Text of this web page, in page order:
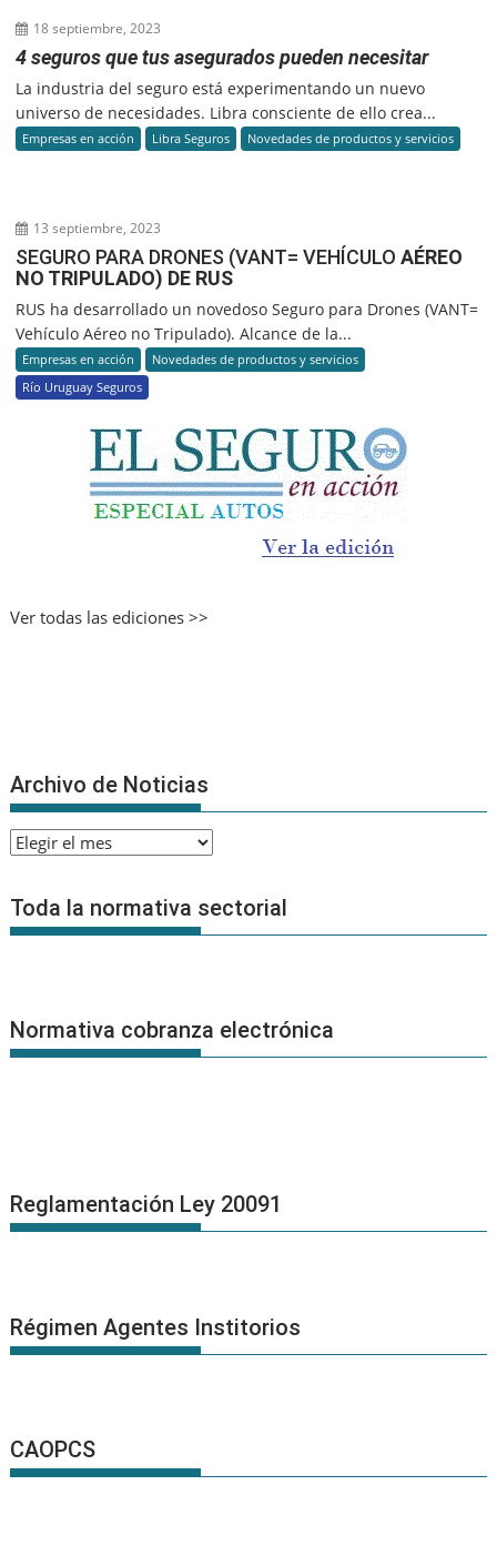
18 septiembre, 2023
4 seguros que tus asegurados pueden necesitar
La industria del seguro está experimentando un nuevo
universo de necesidades. Libra consciente de ello crea...
Empresas en acción Libra Seguros Novedades de productos y servicios
13 septiembre, 2023
SEGURO PARA DRONES (VANT= VEHÍCULOAÉREO
NO TRIPULADO) DE RUS
RUS ha desarrollado un novedoso Seguro para Drones (VANT=
Vehículo Aéreo no Tripulado). Alcance de la...
Empresas en acción
Novedades de productos y servicios
Río Uruguay Seguros
Ver todas las ediciones >>
Archivo de Noticias
Archivo
Noticias
Toda la normativa sectorial
Normativa cobranza electrónica
Reglamentación Ley 20091
Régimen Agentes Institorios
CAOPCS